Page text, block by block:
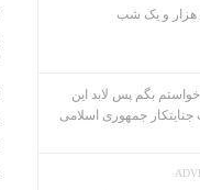
و یک شب
در جواب iranopp خواستم بگم پس لابد این
جمهوری اسلامی